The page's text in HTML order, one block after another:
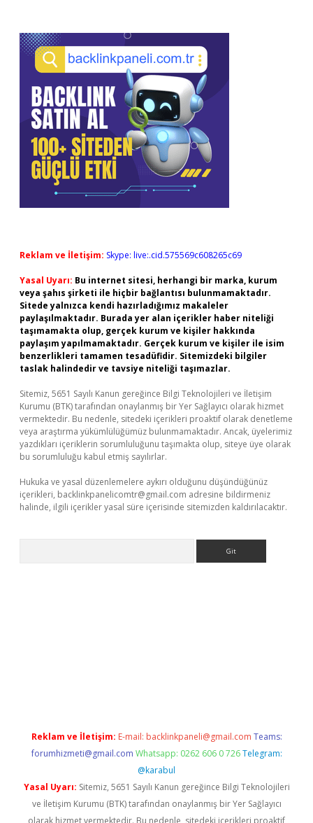
Reklam ve İletişim: Skype: live:.cid.575569c608265c69
Yasal Uyarı: Bu internet sitesi, herhangi bir marka, kurum
veya şahıs şirketi ile hiçbir bağlantısı bulunmamaktadır.
Sitede yalnızca kendi hazırladığımız makaleler
paylaşılmaktadır. Burada yer alan içerikler haber niteliği
taşımamakta olup, gerçek kurum ve kişiler hakkında
paylaşım yapılmamaktadır. Gerçek kurum ve kişiler ile isim
benzerlikleri tamamen tesadüfidir. Sitemizdeki bilgiler
taslak halindedir ve tavsiye niteliği taşımazlar.
Sitemiz, 5651 Sayılı Kanun gereğince Bilgi Teknolojileri ve İletişim
Kurumu (BTK) tarafından onaylanmış bir Yer Sağlayıcı olarak hizmet
vermektedir. Bu nedenle, sitedeki içerikleri proaktif olarak denetleme
veya araştırma yükümlülüğümüz bulunmamaktadır. Ancak, üyelerimiz
yazdıkları içeriklerin sorumluluğunu taşımakta olup, siteye üye olarak
bu sorumluluğu kabul etmiş sayılırlar.
Hukuka ve yasal düzenlemelere aykırı olduğunu düşündüğünüz
içerikleri, backlinkpanelicomtr@gmail.com adresine bildirmeniz
halinde, ilgili içerikler yasal süre içerisinde sitemizden kaldırılacaktır.
Reklam ve İletişim: E-mail: backlinkpaneli@gmail.com Teams:
forumhizmeti@gmail.com Whatsapp: 0262 606 0 726 Telegram:
@karabul
Yasal Uyarı: Sitemiz, 5651 Sayılı Kanun gereğince Bilgi Teknolojileri
ve İletişim Kurumu (BTK) tarafından onaylanmış bir Yer Sağlayıcı
olarak hizmet vermektedir. Bu nedenle, sitedeki içerikleri proaktif